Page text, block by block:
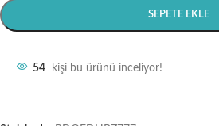
SEPETE EKLE
54 kişi bu ürünü inceliyor!